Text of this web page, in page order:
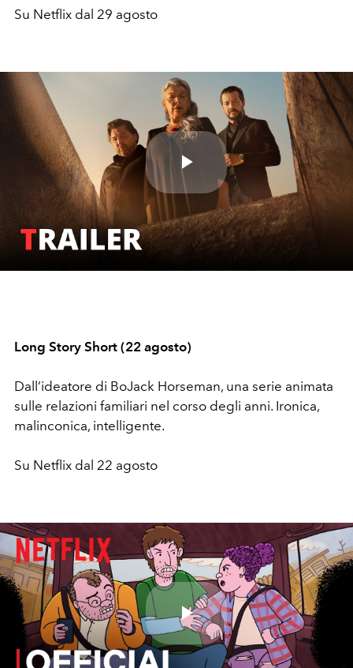
Su Netflix dal 29 agosto
Play
Video
Long Story Short (22 agosto)
Dall’ideatore di BoJack Horseman, una serie animata
sulle relazioni familiari nel corso degli anni. Ironica,
malinconica, intelligente.
Su Netflix dal 22 agosto
Play